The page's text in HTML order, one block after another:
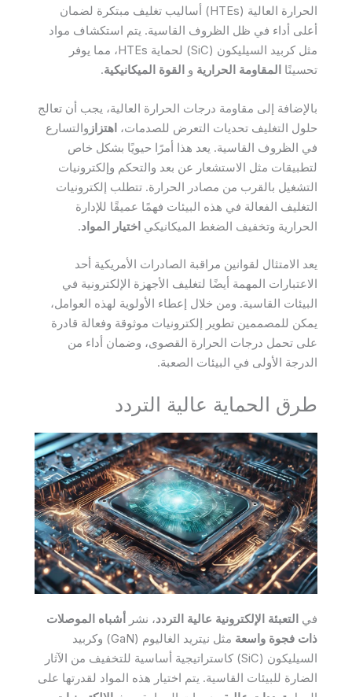
الحرارة العالية (HTEs) أساليب تغليف مبتكرة لضمان
أعلى أداء في ظل الظروف القاسية. يتم استكشاف مواد
مثل كربيد السيليكون (SiC) لحماية HTEs، مما يوفر
تحسينًا المقاومة الحرارية و القوة الميكانيكية.
بالإضافة إلى مقاومة درجات الحرارة العالية، يجب أن تعالج
حلول التغليف تحديات التعرض للصدمات، اهتزاز والتسارع
في الظروف القاسية. يعد هذا أمرًا حيويًا بشكل خاص
لتطبيقات مثل الاستشعار عن بعد والتحكم وإلكترونيات
التشغيل بالقرب من مصادر الحرارة. تتطلب إلكترونيات
التغليف الفعالة في هذه البيئات فهمًا عميقًا للإدارة
الحرارية وتخفيف الضغط الميكانيكي اختيار المواد.
يعد الامتثال لقوانين مراقبة الصادرات الأمريكية أحد
الاعتبارات المهمة أيضًا لتغليف الأجهزة الإلكترونية في
البيئات القاسية. ومن خلال إعطاء الأولوية لهذه العوامل،
يمكن للمصممين تطوير إلكترونيات موثوقة وفعالة قادرة
على تحمل درجات الحرارة القصوى، وضمان أداء من
الدرجة الأولى في البيئات الصعبة.
طرق الحماية عالية التردد
في التعبئة الإلكترونية عالية التردد، نشر
أشباه الموصلات
ذات فجوة واسعة
مثل نيتريد الغاليوم (GaN) وكربيد
السيليكون (SiC) كاستراتيجية أساسية للتخفيف من الآثار
الضارة للبيئات القاسية. يتم اختيار هذه المواد لقدرتها على